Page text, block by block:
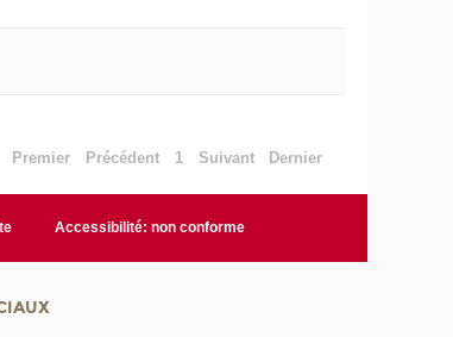
Premier Précédent 1 Suivant Dernier
Accessibilité: non conforme